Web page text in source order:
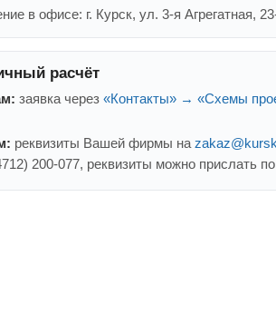
в офисе: г. Курск, ул. 3-я Агрегатная,
расчёт
заявка через «Контакты» → «Схемы
реквизиты Вашей фирмы на
200-077, реквизиты можно прислать